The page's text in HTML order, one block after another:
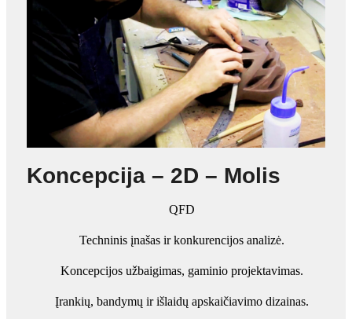
Koncepcija – 2D – Molis
QFD
Techninis įnašas ir konkurencijos analizė.
Koncepcijos užbaigimas, gaminio projektavimas.
Įrankių, bandymų ir išlaidų apskaičiavimo dizainas.